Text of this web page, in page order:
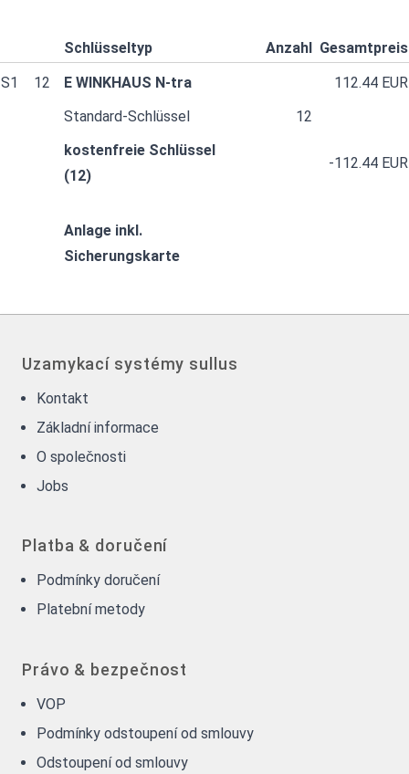
Schlüsseltyp Anzahl Gesamtpreis
S1
12 E WINKHAUS N-tra
112.44 EUR
Standard-Schlüssel
12
kostenfreie Schlüssel
(12)
-112.44 EUR
Anlage inkl.
Sicherungskarte
Uzamykací systémy sullus
Kontakt
Základní informace
O společnosti
Jobs
Platba & doručení
Podmínky doručení
Platební metody
Právo & bezpečnost
VOP
Podmínky odstoupení od smlouvy
Odstoupení od smlouvy